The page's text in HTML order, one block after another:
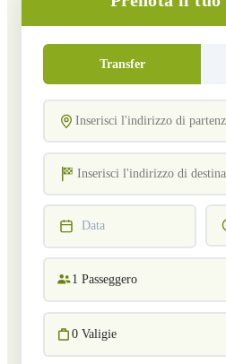
Transfer
Data
1 Passeggero
0 Valigie